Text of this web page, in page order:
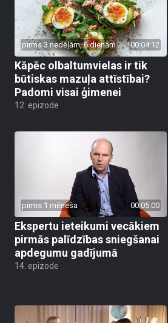
pirms 3 nedēļām, 6 dienām 00:04:12
Kāpēc olbaltumvielas ir tik
būtiskas mazuļa attīstībai?
Padomi visai ģimenei
12. epizode
pirms 1 mēneša 00:05:00
Ekspertu ieteikumi vecākiem
pirmās palīdzības sniegšanai
apdegumu gadījumā
14. epizode